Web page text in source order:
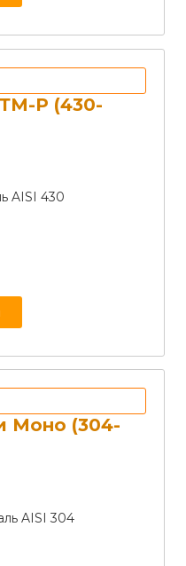
Р (430-
AISI 430
Моно (304-
AISI 304